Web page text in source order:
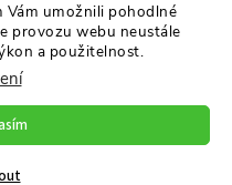
Vám umožnili pohodlné
provozu webu neustále
a použitelnost.
Premium
práva vyhrazena.